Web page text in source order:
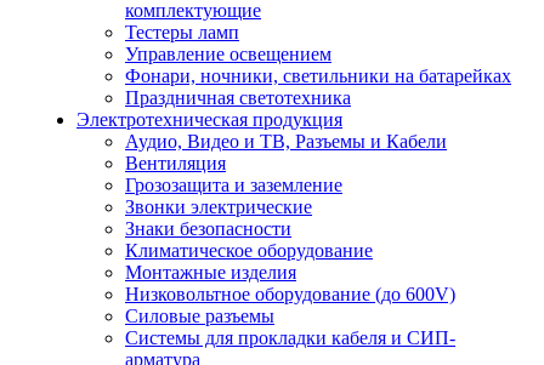
комплектующие
Тестеры ламп
Управление освещением
Фонари, ночники, светильники на батарейках
Праздничная светотехника
Электротехническая продукция
Аудио, Видео и ТВ, Разъемы и Кабели
Вентиляция
Грозозащита и заземление
Звонки электрические
Знаки безопасности
Климатическое оборудование
Монтажные изделия
Низковольтное оборудование (до 600V)
Силовые разъемы
Системы для прокладки кабеля и СИП-
арматура